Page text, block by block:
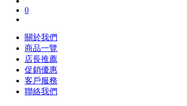
0
關於我們
商品一覽
店長推薦
促銷優惠
客戶服務
聯絡我們